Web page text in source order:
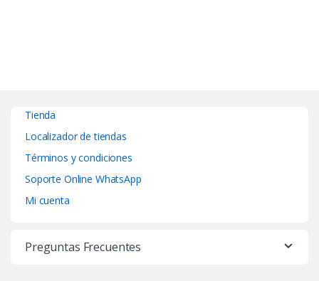
Tienda
Localizador de tiendas
Términos y condiciones
Soporte Online WhatsApp
Mi cuenta
Preguntas Frecuentes